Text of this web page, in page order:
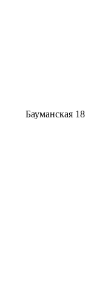
Бауманская 18